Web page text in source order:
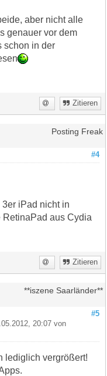
aber nicht alle
genauer vor dem
schon in der
Zitieren
Posting Freak
#4
iPad nicht in
aus Cydia
Zitieren
**iszene Saarländer**
#5
20:07 von
lediglich vergrößert!